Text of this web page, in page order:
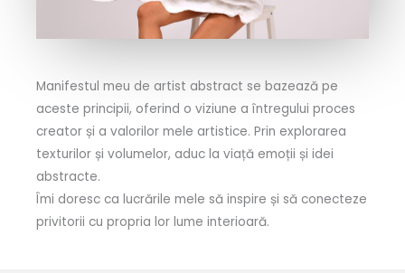
Manifestul meu de artist abstract se bazează pe
aceste principii, oferind o viziune a întregului proces
creator și a valorilor mele artistice. Prin explorarea
texturilor și volumelor, aduc la viață emoții și idei
abstracte.
Îmi doresc ca lucrările mele să inspire și să conecteze
privitorii cu propria lor lume interioară.